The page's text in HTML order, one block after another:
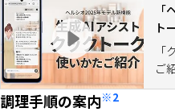
ト
ご
調理手順の案内※2